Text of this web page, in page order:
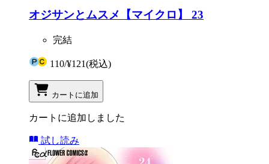
オジサンとムスメ【マイクロ】 23
完結
110/¥121(税込)
カートに追加
カートに追加しました
試し読み